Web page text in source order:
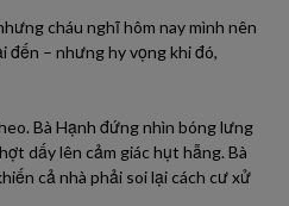
cháu nghĩ hôm nay mình nên
đến – nhưng hy vọng khi đó,
Bà Hạnh đứng nhìn bóng lưng
dấy lên cảm giác hụt hẫng. Bà
cả nhà phải soi lại cách cư xử